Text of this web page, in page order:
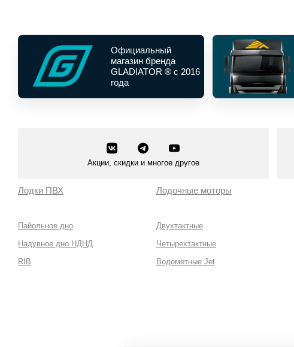
Официальный
магазин бренда
GLADIATOR ® с 2016
года
Акции, скидки и многое другое
Лодки ПВХ
Пайольное дно
Надувное дно НДНД
RIB
Лодочные моторы
Двухтактные
Четырехтактные
Водометные Jet